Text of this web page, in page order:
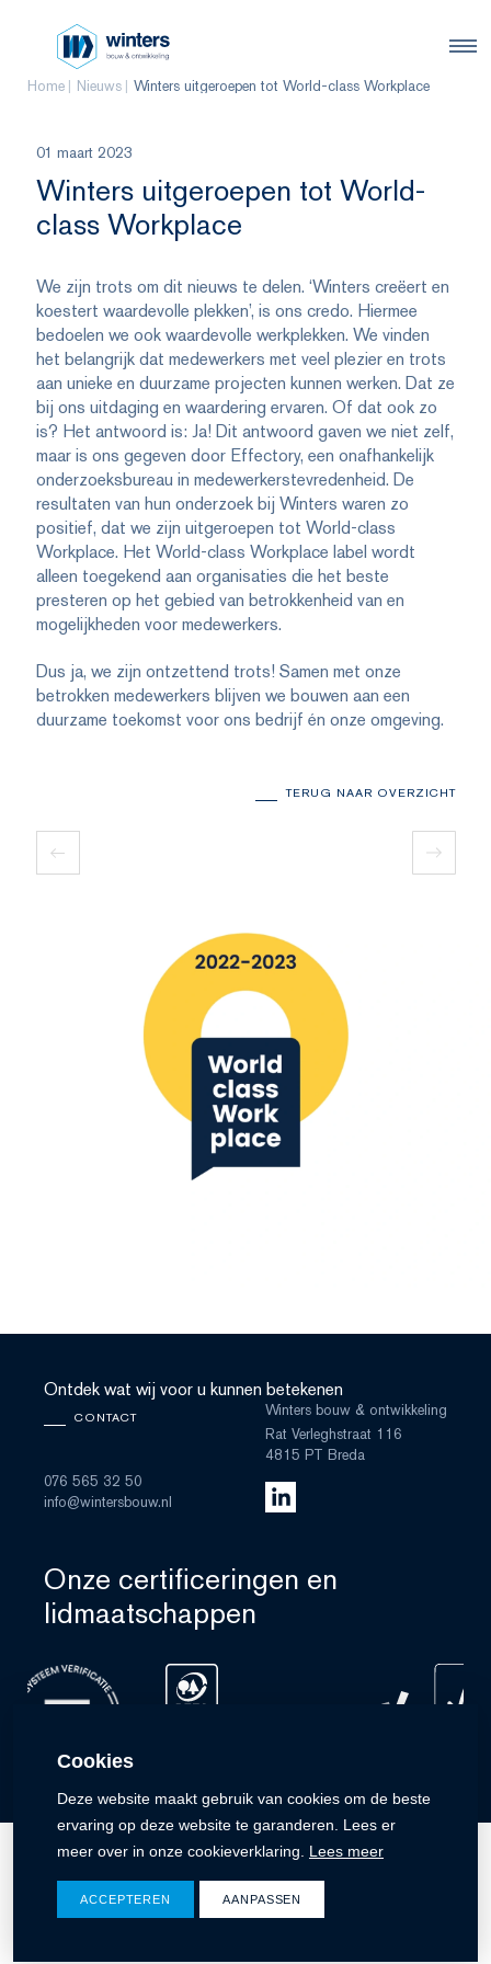
Cookies
Deze website maakt gebruik van cookies om de beste
ervaring op deze website te garanderen. Lees er
meer over in onze cookieverklaring. Lees meer
ACCEPTEREN AANPASSEN
Home Nieuws Winters uitgeroepen tot World-class Workplace
01 maart 2023
Winters uitgeroepen tot World-
class Workplace
We zijn trots om dit nieuws te delen. ‘Winters creëert en
koestert waardevolle plekken’, is ons credo. Hiermee
bedoelen we ook waardevolle werkplekken. We vinden
het belangrijk dat medewerkers met veel plezier en trots
aan unieke en duurzame projecten kunnen werken. Dat ze
bij ons uitdaging en waardering ervaren. Of dat ook zo
is? Het antwoord is: Ja! Dit antwoord gaven we niet zelf,
maar is ons gegeven door Effectory, een onafhankelijk
onderzoeksbureau in medewerkerstevredenheid. De
resultaten van hun onderzoek bij Winters waren zo
positief, dat we zijn uitgeroepen tot World-class
Workplace. Het World-class Workplace label wordt
alleen toegekend aan organisaties die het beste
presteren op het gebied van betrokkenheid van en
mogelijkheden voor medewerkers.
Dus ja, we zijn ontzettend trots! Samen met onze
betrokken medewerkers blijven we bouwen aan een
duurzame toekomst voor ons bedrijf én onze omgeving.
TERUG NAAR OVERZICHT
Ontdek wat wij voor u kunnen betekenen
CONTACT
076 565 32 50
info@wintersbouw.nl
Winters bouw & ontwikkeling
Rat Verleghstraat 116
4815 PT Breda
Onze certificeringen en
lidmaatschappen